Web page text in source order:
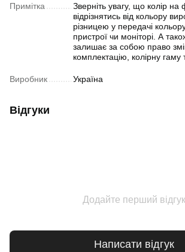
Примітка
Зверніть увагу, що колір
відрізнятись від кольору
різницею у передачі
пристрої чи моніторі. А
залишає за собою право
комплектацію, колірну гаму
Виробник Україна
Відгуки
Додайте перший відгук
Написати відгук